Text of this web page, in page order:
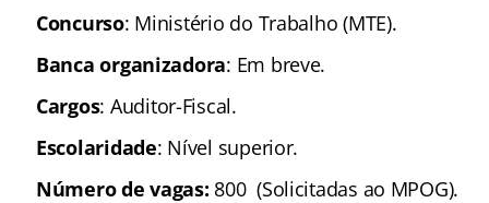
Concurso: Ministério do Trabalho (MTE).
Banca organizadora: Em breve.
Cargos: Auditor-Fiscal.
Escolaridade: Nível superior.
Número de vagas: 800 (Solicitadas ao MPOG).